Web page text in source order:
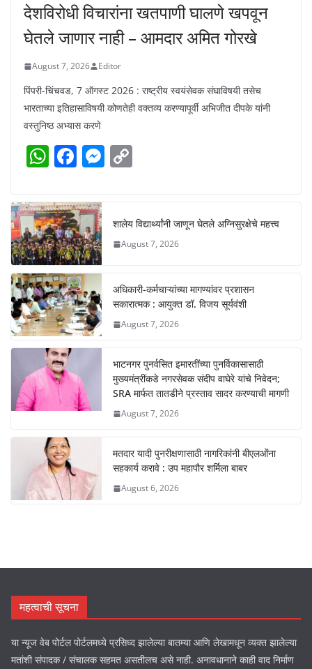
देशविरोधी विचारांना खतपाणी घालणे खपवून
घेतले जाणार नाही – आमदार अमित गोरखे
August 7, 2026 Editor
पिंपरी-चिंचवड, 7 ऑगस्ट 2026 : राष्ट्रीय स्वयंसेवक संघाविषयी तसेच
भारताच्या इतिहासाविषयी कोणतेही वक्तव्य करण्यापूर्वी अभिजीत दीपके यांनी
वस्तुनिष्ठ अभ्यास करणे
W
at
s
A
p
p
F
c
e
b
o
o
k
M
e
n
er
y
Li
k
शालेय विद्यार्थ्यांनी जाणून घेतले अग्निसुरक्षेचे महत्त्व
August 7, 2026
अधिकारी-कर्मचाऱ्यांच्या मागण्यांवर प्रशासन
सकारात्मक : आयुक्त डॉ. विजय सूर्यवंशी
August 7, 2026
भाटनगर पुनर्वसित इमारतींच्या पुनर्विकासासाठी
मुख्यमंत्रींकडे नगरसेवक संदीप वाघेरे यांचे निवेदन;
SRA मार्फत तातडीने प्रस्ताव सादर करण्याची मागणी
August 7, 2026
मतदार यादी पुनरीक्षणासाठी नागरिकांनी बीएलओंना
सहकार्य करावे : उप महापौर शर्मिला बाबर
August 6, 2026
महत्वाची सूचना
या न्यूज वेब पोर्टल पोर्टलमध्ये प्रसिध्द झालेल्या बातम्या आणि लेखामधून व्यक्त झालेल्या
मतांशी संपादक / संचालक सहमत असतीलच असे नाही. अनावधानाने काही वाद निर्माण